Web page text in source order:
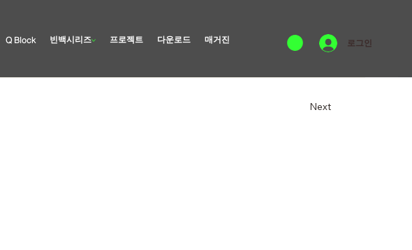
로그인
Q Block 빈백시리즈 프로젝트 다운로드 매거진
Next